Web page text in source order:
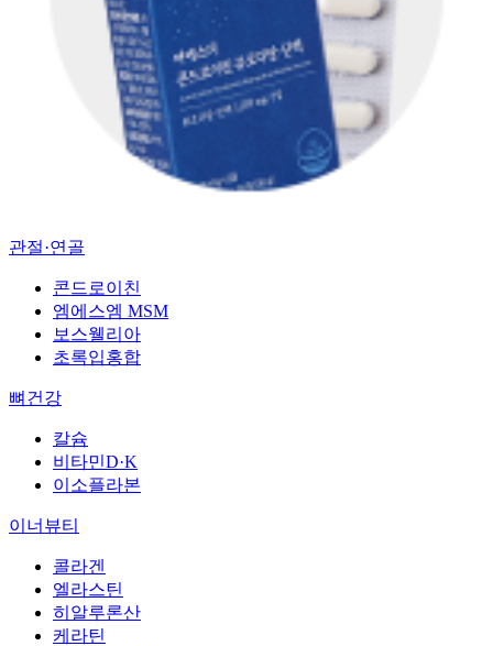
관절·연골
콘드로이친
엠에스엠 MSM
보스웰리아
초록입홍합
뼈건강
칼슘
비타민D·K
이소플라본
이너뷰티
콜라겐
엘라스틴
히알루론산
케라틴